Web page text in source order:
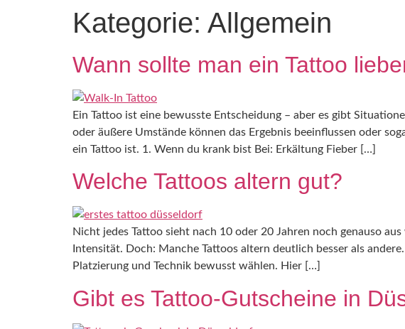
Kategorie: Allgemein
Wann sollte man ein Tattoo
Ein Tattoo ist eine bewusste Entscheidung – aber es gibt
oder äußere Umstände können das Ergebnis beeinflussen oder
ein Tattoo ist. 1. Wenn du krank bist Bei: Erkältung Fieber […]
Welche Tattoos altern gut?
Nicht jedes Tattoo sieht nach 10 oder 20 Jahren noch genauso
Intensität. Doch: Manche Tattoos altern deutlich besser als
Platzierung und Technik bewusst wählen. Hier […]
Gibt es Tattoo-Gutscheine in